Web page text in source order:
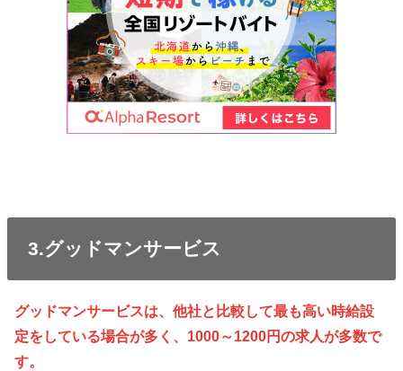
3.グッドマンサービス
グッドマンサービスは、他社と比較して最も高い時給設
定をしている場合が多く、1000～1200円の求人が多数で
す。